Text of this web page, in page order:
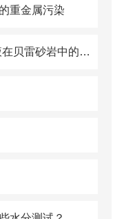
重金属污染
【ISCO】黄原胶与HPAM溶液在贝雷砂岩中的流变学比较